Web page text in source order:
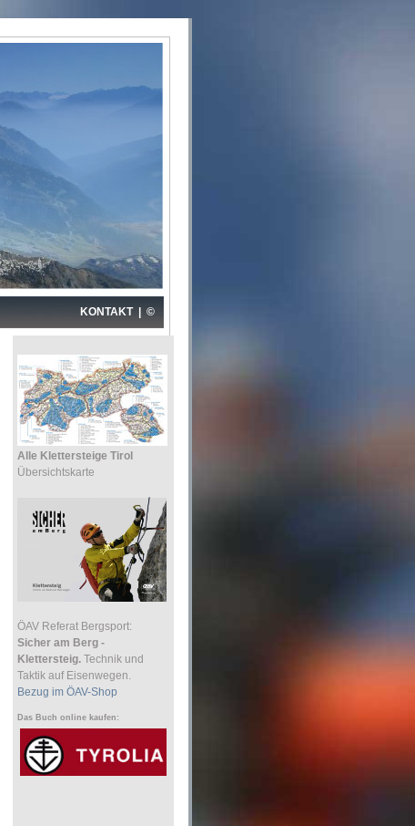
KONTAKT| ©
Alle Klettersteige Tirol
Übersichtskarte
ÖAV Referat Bergsport:
Sicher am Berg -
Klettersteig. Technik und
Taktik auf Eisenwegen.
Bezug im ÖAV-Shop
Das Buch online kaufen: